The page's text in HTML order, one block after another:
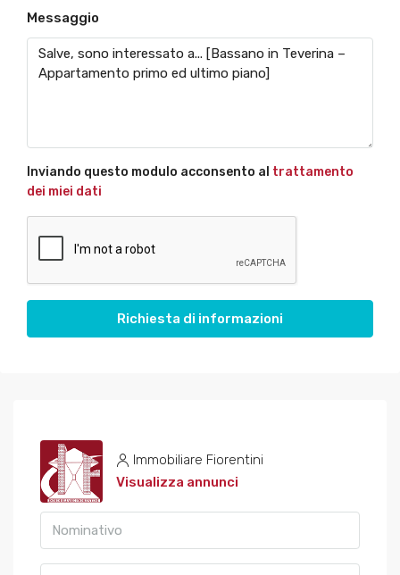
Messaggio
Inviando questo modulo acconsento al trattamento
dei miei dati
Richiesta di informazioni
Immobiliare Fiorentini
Visualizza annunci